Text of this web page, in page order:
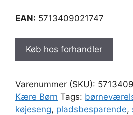
EAN: 5713409021747
Køb hos forhandler
Varenummer (SKU):
Kære Børn Tags:
køjeseng, pladsbesparende,